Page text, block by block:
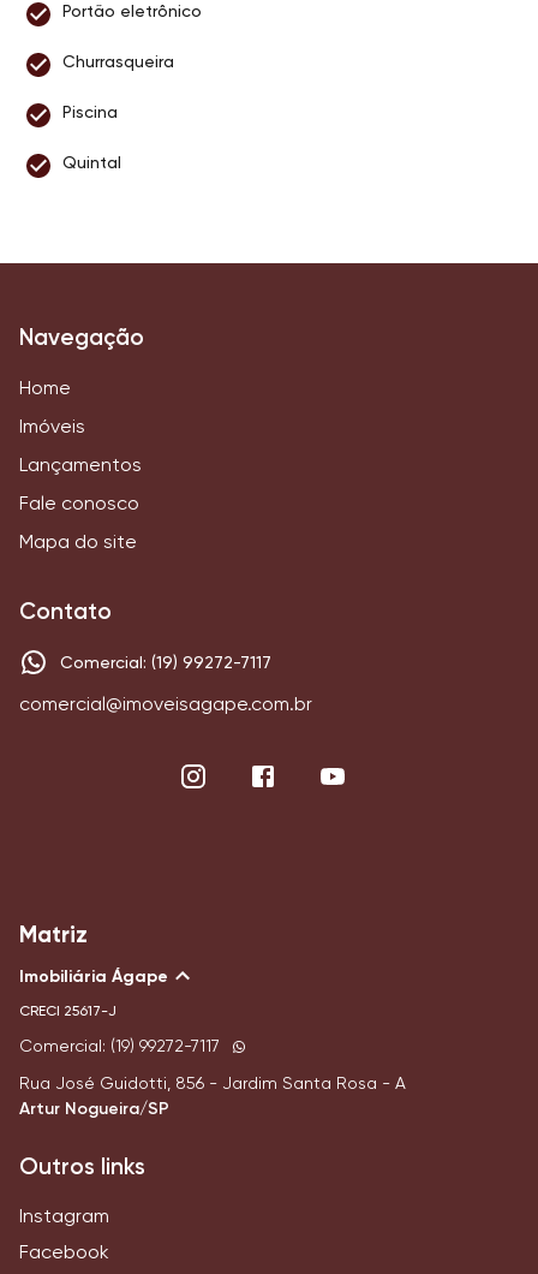
Portão eletrônico
Churrasqueira
Piscina
Quintal
Navegação
Home
Imóveis
Lançamentos
Fale conosco
Mapa do site
Contato
Comercial: (19) 99272-7117
comercial@imoveisagape.com.br
Matriz
Imobiliária Ágape
CRECI 25617-J
Comercial: (19) 99272-7117
Rua José Guidotti, 856 - Jardim Santa Rosa - A
Artur Nogueira/SP
Outros links
Instagram
Facebook